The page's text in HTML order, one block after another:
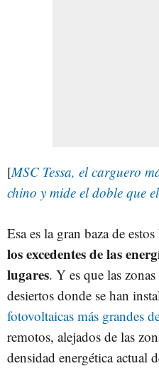
[MSC Tessa, el carguero
chino y mide el doble que
Esa es la gran baza de
los excedentes de las
lugares. Y es que las
desiertos donde se han
fotovoltaicas más grandes
remotos, alejados de las
densidad energética actual